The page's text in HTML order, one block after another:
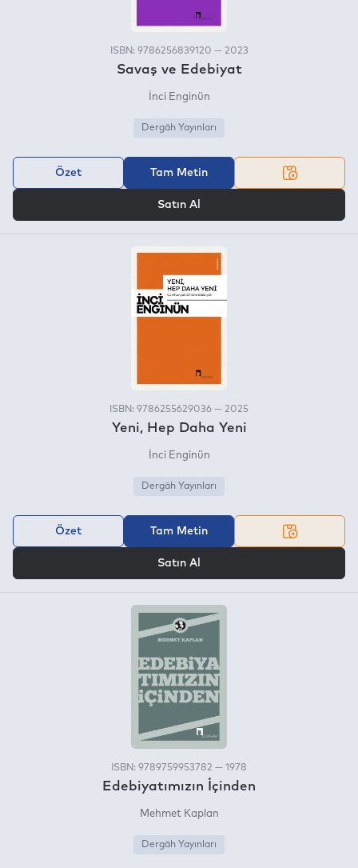
ISBN: 9786256839120 — 2023
Savaş ve Edebiyat
İnci Enginün
Dergâh Yayınları
Özet Tam Metin
Satın Al
ISBN: 9786255629036 — 2025
Yeni, Hep Daha Yeni
İnci Enginün
Dergâh Yayınları
Özet Tam Metin
Satın Al
ISBN: 9789759953782 — 1978
Edebiyatımızın İçinden
Mehmet Kaplan
Dergâh Yayınları